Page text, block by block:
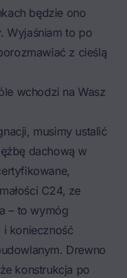
będzie ono
Wyjaśniam to po
z cieślą
wchodzi na Wasz
musimy ustalić
dachową w
C24, ze
– to wymóg
i konieczność
Drewno
konstrukcja po